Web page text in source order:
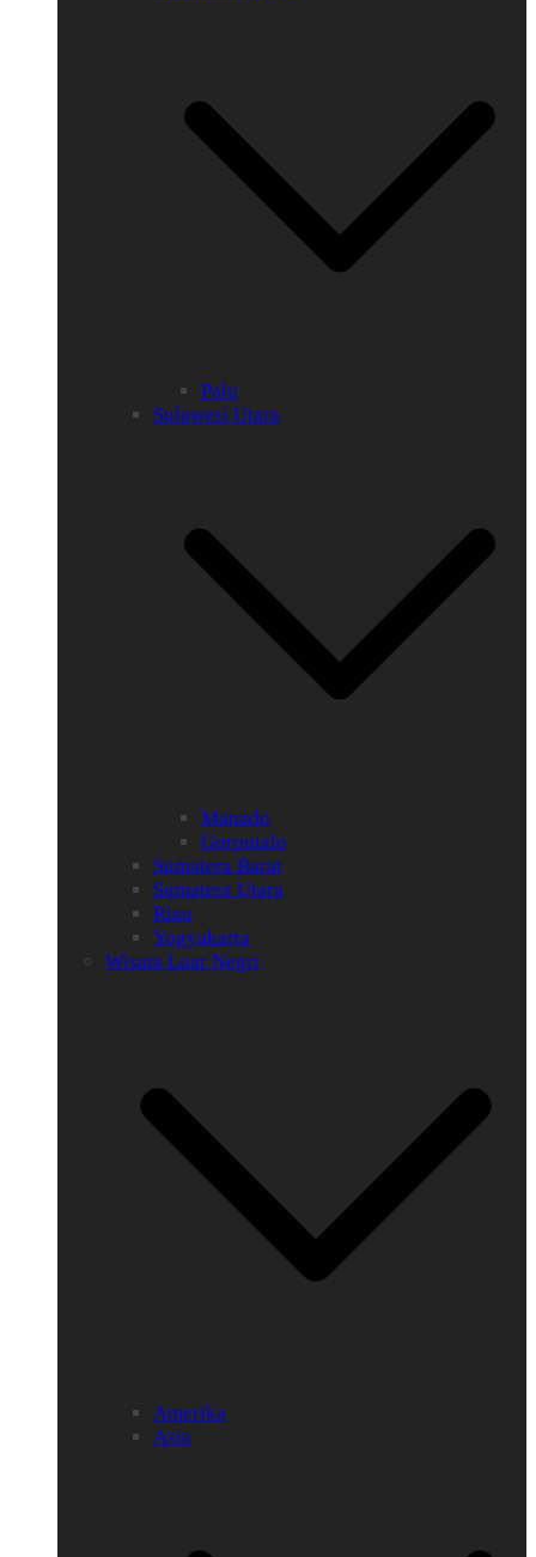
Palu
Sulawesi Utara
Manado
Gorontalo
Sumatera Barat
Sumatera Utara
Riau
Yogyakarta
Wisata Luar Negri
Amerika
Asia